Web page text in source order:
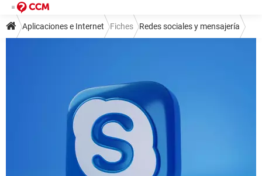
Aplicaciones e Internet Fiches Redes sociales y mensajería